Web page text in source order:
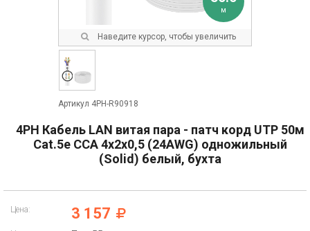
м
Наведите курсор, чтобы увеличить
Артикул 4PH-R90918
4PH Кабель LAN витая пара - патч корд UTP 50м
Cat.5e CCA 4х2х0,5 (24AWG) одножильный
(Solid) белый, бухта
Цена: 3 157